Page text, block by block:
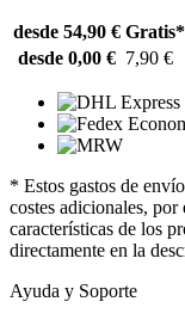
desde 54,90 € Gratis*
desde 0,00 € 7,90 €
* Estos gastos de
costes adicionales,
características de los
directamente en la
Ayuda y Soporte